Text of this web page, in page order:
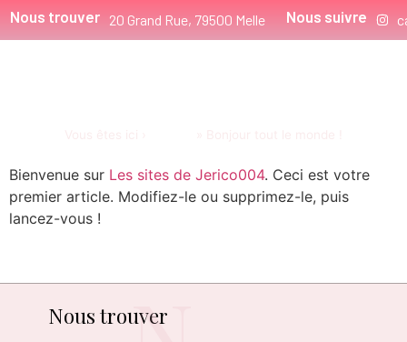
Nous trouver 20 Grand Rue, 79500 Melle Nous suivre
Bienvenue sur Les sites de Jerico004. Ceci est votre
premier article. Modifiez-le ou supprimez-le, puis
lancez-vous !
Nous trouver